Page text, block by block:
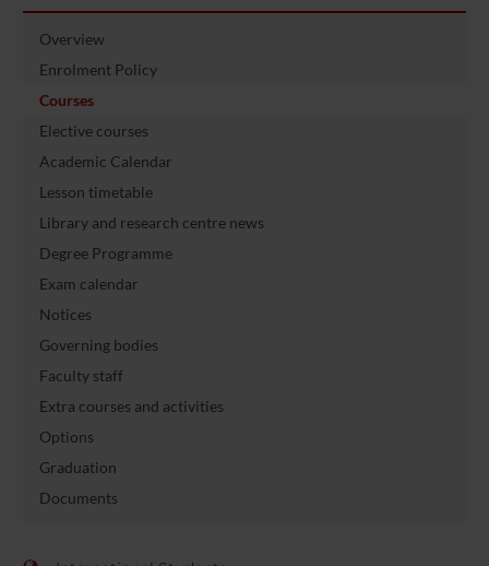
Overview
Enrolment Policy
Courses
Elective courses
Academic Calendar
Lesson timetable
Library and research centre news
Degree Programme
Exam calendar
Notices
Governing bodies
Faculty staff
Extra courses and activities
Options
Graduation
Documents